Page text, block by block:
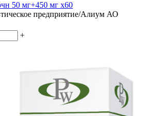
50 мг+450 мг x60
предприятие/Алиум АО
+